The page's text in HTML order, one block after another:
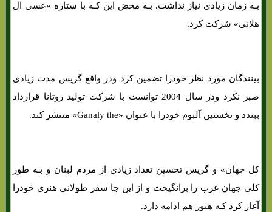
بـه زمان زیادی نیاز نداشت. بـه محض این کـه با ستاره «عسی ال
هلانی» شرکت کرد.
بینندگان مورد نظر خودرا تضمین کرد ودر واقع گریس مدت زیادی
صبر نکرد ودر سال 2004 توانست با شرکت تولید روتانا قرارداد
ببندد و نخستین آلبوم خودرا با عنوان «Ganaly the» منتشر کند.
کل جهان» و گریس تحسین تعداد زیادی از مردم لبنان و بـه طور
کلی جهان عرب را برانگیخت و از این جا سفر طولانی هنری خودرا
آغاز کرد کـه هنوز هم ادامه دارد.